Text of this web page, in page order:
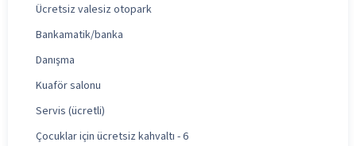
Ücretsiz valesiz otopark
Bankamatik/banka
Danışma
Kuaför salonu
Servis (ücretli)
Çocuklar için ücretsiz kahvaltı - 6